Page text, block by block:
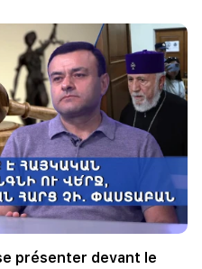
présenter devant le